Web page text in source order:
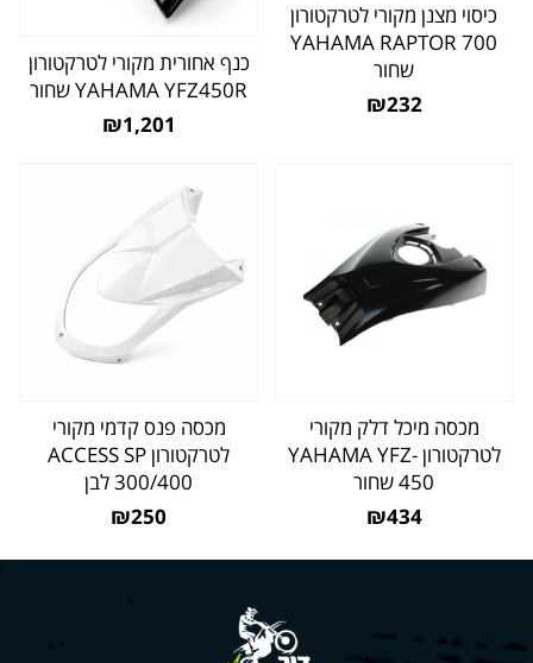
כיסוי מצנן מקורי לטרקטורון
YAHAMA RAPTOR 700
שחור
₪232
כנף אחורית מקורי לטרקטורון
YAHAMA YFZ450R שחור
₪1,201
מכסה מיכל דלק מקורי
לטרקטורון YAHAMA YFZ-
450 שחור
₪434
מכסה פנס קדמי מקורי
לטרקטורון ACCESS SP
300/400 לבן
₪250